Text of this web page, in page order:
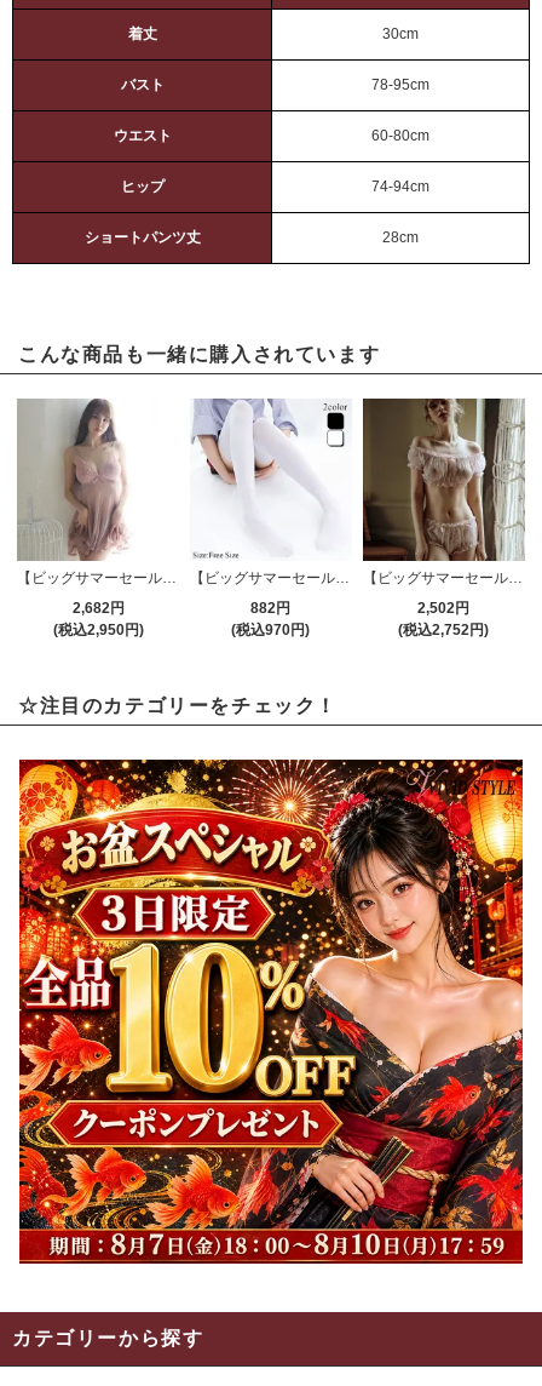
着丈 30cm
バスト 78-95cm
ウエスト 60-80cm
ヒップ 74-94cm
ショートパンツ丈 28cm
こんな商品も一緒に購入されています
2,682円
(税込2,950円)
【ビッグサマーセール対象品】ニーソックス(KNEESOCKS) 642
882円
(税込970円)
【ビッグサマーセール対象品】パジャマ(PAJAMAS) 072pk
2,502円
(税込2,752円)
☆注目のカテゴリーをチェック！
カテゴリーから探す